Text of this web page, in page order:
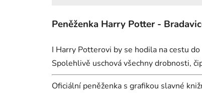
Peněženka Harry Potter -
I Harry Potterovi by se hodila na cestu
Spolehlivě uschová všechny drobnosti,
Oficiální peněženka s grafikou slavné